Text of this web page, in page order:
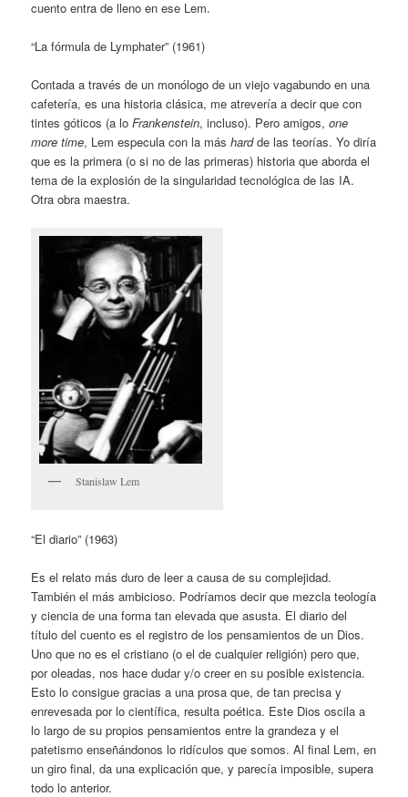
cuento entra de lleno en ese Lem.
“La fórmula de Lymphater” (1961)
Contada a través de un monólogo de un viejo vagabundo en una
cafetería, es una historia clásica, me atrevería a decir que con
tintes góticos (a loFrankenstein, incluso). Pero amigos,one
more time, Lem especula con la máshardde las teorías. Yo diría
que es la primera (o si no de las primeras) historia que aborda el
tema de la explosión de la singularidad tecnológica de las IA.
Otra obra maestra.
Stanislaw Lem
“El diario” (1963)
Es el relato más duro de leer a causa de su complejidad.
También el más ambicioso. Podríamos decir que mezcla teología
y ciencia de una forma tan elevada que asusta. El diario del
título del cuento es el registro de los pensamientos de un Dios.
Uno que no es el cristiano (o el de cualquier religión) pero que,
por oleadas, nos hace dudar y/o creer en su posible existencia.
Esto lo consigue gracias a una prosa que, de tan precisa y
enrevesada por lo científica, resulta poética. Este Dios oscila a
lo largo de su propios pensamientos entre la grandeza y el
patetismo enseñándonos lo ridículos que somos. Al final Lem, en
un giro final, da una explicación que, y parecía imposible, supera
todo lo anterior.